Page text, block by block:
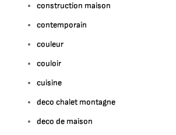
construction maison
contemporain
couleur
couloir
cuisine
deco chalet montagne
deco de maison